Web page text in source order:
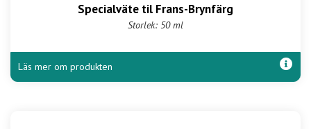
Specialväte til Frans-Brynfärg
Storlek: 50 ml
Läs mer om produkten